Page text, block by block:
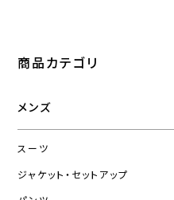
商品カテゴリ
メンズ
スーツ
ジャケット・セットアップ